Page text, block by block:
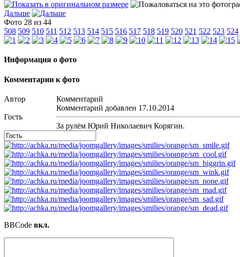
Дальше
Фото 28 из 44
508 509 510 511 512 513 514 515 516 517 518 519 520 521 522 523 524
Информация о фото
Комментарии к фото
Автор Комментарий
Гость
Комментарий добавлен 17.10.2014
За рулём Юрий Николаевич Корягин.
BBCode вкл.